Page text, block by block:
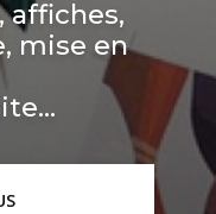
affiches,
mise en